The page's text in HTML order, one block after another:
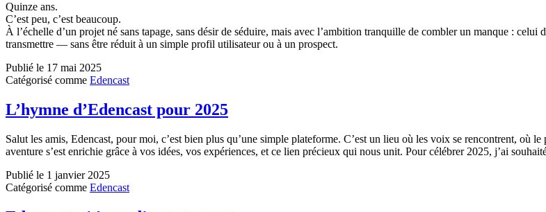
Quinze ans.
C’est peu, c’est beaucoup.
À l’échelle d’un projet né sans tapage, sans désir de séduire, mais avec l’ambition tranquille de combler un manque :
transmettre — sans être réduit à un simple profil utilisateur ou à un prospect.
Publié le 17 mai 2025
Catégorisé comme Edencast
L’hymne d’Edencast pour 2025
Salut les amis, Edencast, pour moi, c’est bien plus qu’une simple plateforme. C’est un lieu où les voix se rencontrent, où
aventure s’est enrichie grâce à vos idées, vos expériences, et ce lien précieux qui nous unit. Pour célébrer 2025, j’ai
Publié le 1 janvier 2025
Catégorisé comme Edencast